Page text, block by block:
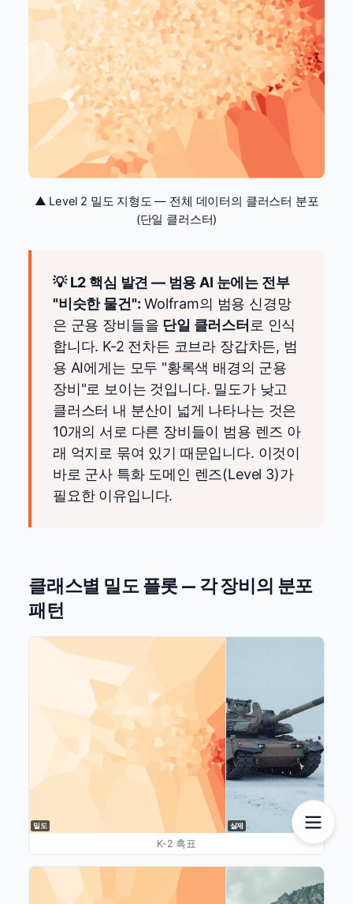
▲ Level 2 밀도 지형도 — 전체 데이터의 클러스터 분포
(단일 클러스터)
💡 L2 핵심 발견 — 범용 AI 눈에는 전부
"비슷한 물건": Wolfram의 범용 신경망
은 군용 장비들을 단일 클러스터 로 인식
합니다. K-2 전차든 코브라 장갑차든, 범
용 AI에게는 모두 "황록색 배경의 군용
장비"로 보이는 것입니다. 밀도가 낮고
클러스터 내 분산이 넓게 나타나는 것은
10개의 서로 다른 장비들이 범용 렌즈 아
래 억지로 묶여 있기 때문입니다. 이것이
바로 군사 특화 도메인 렌즈(Level 3)가
필요한 이유입니다.
클래스별 밀도 플롯 — 각 장비의 분포
패턴
밀도 실제
K-2 흑표